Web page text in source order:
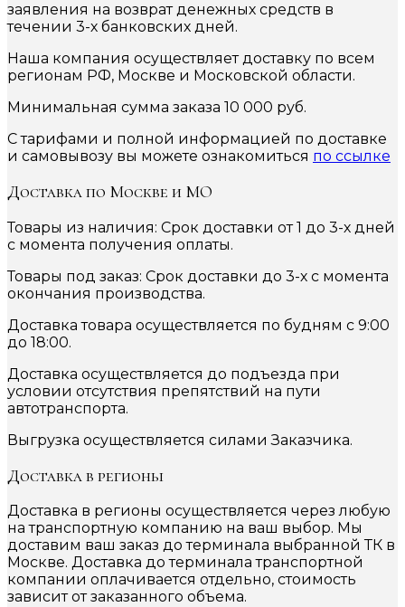
заявления на возврат денежных средств в
течении 3-х банковских дней.
Наша компания осуществляет доставку по всем
регионам РФ, Москве и Московской области.
Минимальная сумма заказа 10 000 руб.
С тарифами и полной информацией по доставке
и самовывозу вы можете ознакомиться по ссылке
Доставка по Москве и МО
Товары из наличия: Срок доставки от 1 до 3-х дней
с момента получения оплаты.
Товары под заказ: Срок доставки до 3-х с момента
окончания производства.
Доставка товара осуществляется по будням с 9:00
до 18:00.
Доставка осуществляется до подъезда при
условии отсутствия препятствий на пути
автотранспорта.
Выгрузка осуществляется силами Заказчика.
Доставка в регионы
Доставка в регионы осуществляется через любую
на транспортную компанию на ваш выбор. Мы
доставим ваш заказ до терминала выбранной ТК в
Москве. Доставка до терминала транспортной
компании оплачивается отдельно, стоимость
зависит от заказанного объема.